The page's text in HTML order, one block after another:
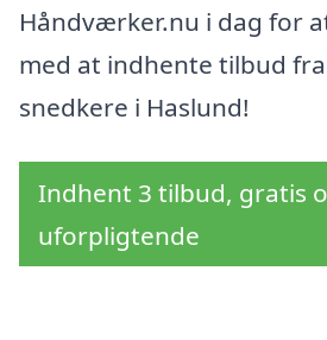
Håndværker.nu i dag for
med at indhente tilbud
snedkere i Haslund!
Indhent 3 tilbud, gratis
uforpligtende